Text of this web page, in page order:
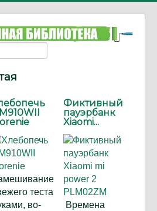
теста
во-
Фиктивный
пауэрбанк
Xiaomi...
Времена